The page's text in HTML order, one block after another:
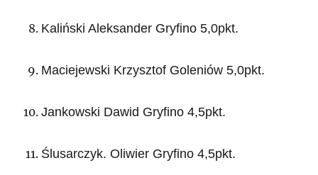
Kaliński Aleksander Gryfino 5,0pkt.
Maciejewski Krzysztof Goleniów 5,0pkt.
Jankowski Dawid Gryfino 4,5pkt.
Ślusarczyk. Oliwier Gryfino 4,5pkt.